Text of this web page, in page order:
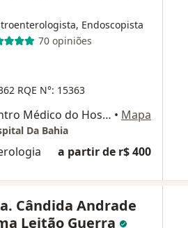
Endoscopista
70 opiniões
RQE N°: 15363
Clinica BonVida - Centro Médico do Hospital da Bahia, bloco A, 7 andar, sala 7024. Av Prof Magalhaes Neto, 1541, Salvador • Mapa
Da Bahia
a partir de r$ 400
Cândida Andrade
Leitão Guerra